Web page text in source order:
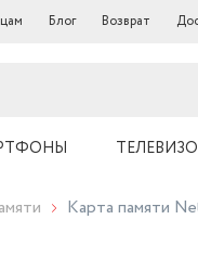
Блог Возврат
Карта памяти